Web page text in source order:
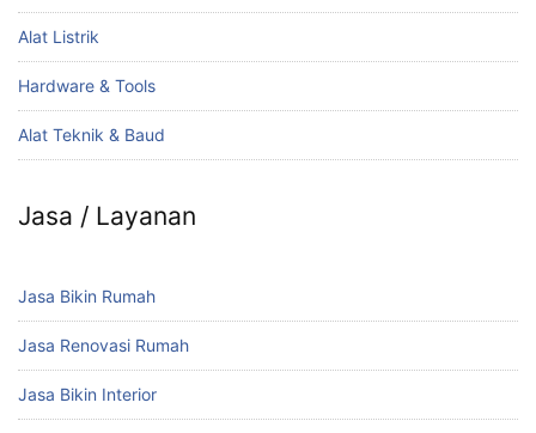
Alat Listrik
Hardware & Tools
Alat Teknik & Baud
Jasa / Layanan
Jasa Bikin Rumah
Jasa Renovasi Rumah
Jasa Bikin Interior